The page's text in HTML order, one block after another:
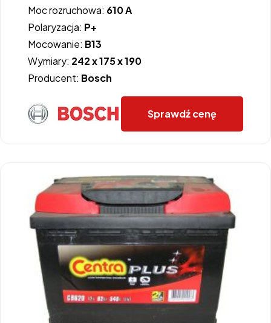
Moc rozruchowa: 610 A
Polaryzacja: P+
Mocowanie: B13
Wymiary: 242 x 175 x 190
Producent: Bosch
Sprawdź cenę